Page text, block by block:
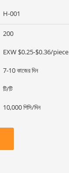
H-001
200
EXW $0.25-$0.36/piece
7-10 কাজের দিন
টি/টি
10,000 পিসি/দিন